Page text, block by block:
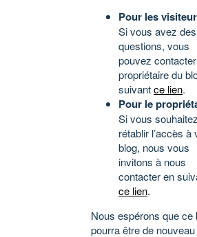
Pour les
Si vous avez des
questions, vous
pouvez
propriétaire du
suivantce lien.
Pour le
Si vous souhaitez
rétablir l’accès à
blog, nous vous
invitons à nous
contacter en
ce lien.
Nous espérons que ce
pourra être de nouveau